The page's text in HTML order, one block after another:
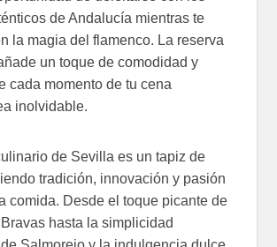
de Andalucía mientras te
la magia del flamenco. La reserva
un toque de comodidad y
cada momento de tu cena
inolvidable.
de Sevilla es un tapiz de
tradición, innovación y pasión
comida. Desde el toque picante de
hasta la simplicidad